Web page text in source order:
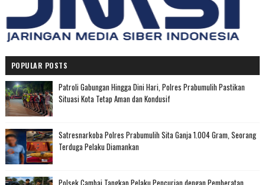
POPULAR POSTS
Patroli Gabungan Hingga Dini Hari, Polres Prabumulih Pastikan
Situasi Kota Tetap Aman dan Kondusif
Satresnarkoba Polres Prabumulih Sita Ganja 1.004 Gram, Seorang
Terduga Pelaku Diamankan